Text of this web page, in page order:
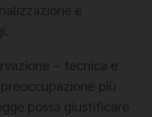
e
– tecnica e
più
possa giustificare